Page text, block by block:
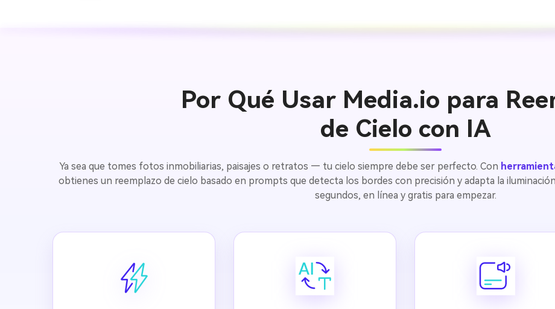
Por Qué Usar Media.io para
de Cielo con IA
Ya sea que tomes fotos inmobiliarias, paisajes o retratos — tu cielo siempre debe ser perfecto. Con
obtienes un reemplazo de cielo basado en prompts que detecta los bordes con precisión y adapta la
segundos, en línea y gratis para empezar.